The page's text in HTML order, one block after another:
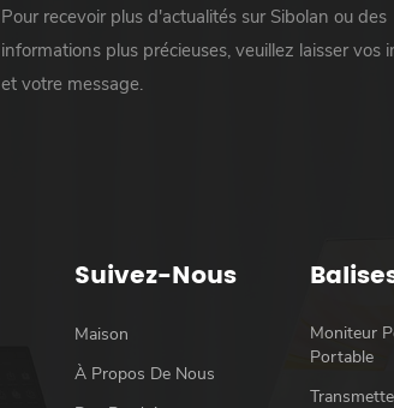
Pour recevoir plus d'actualités sur Sibolan ou des
informations plus précieuses, veuillez laisser vos
et votre message.
Suivez-Nous
Maison
À Propos De Nous
Moniteur
Portable